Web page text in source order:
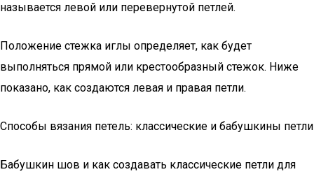
называется левой или перевернутой петлей.
Положение стежка иглы определяет, как будет
выполняться прямой или крестообразный стежок. Ниже
показано, как создаются левая и правая петли.
Способы вязания петель: классические и бабушкины петли
Бабушкин шов и как создавать классические петли для